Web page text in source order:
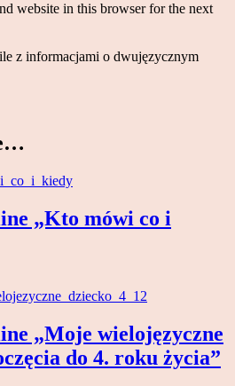
website in this browser for the next
z informacjami o dwujęzycznym
„Kto mówi co i
„Moje wielojęzyczne
do 4. roku życia”